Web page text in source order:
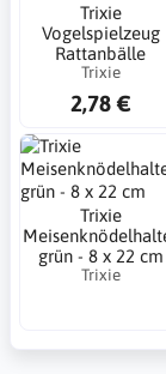
Trixie
Vogelspielzeug
Rattanbälle
Trixie
2,78 €
Trixie
grün - 8 x 22 cm
Trixie